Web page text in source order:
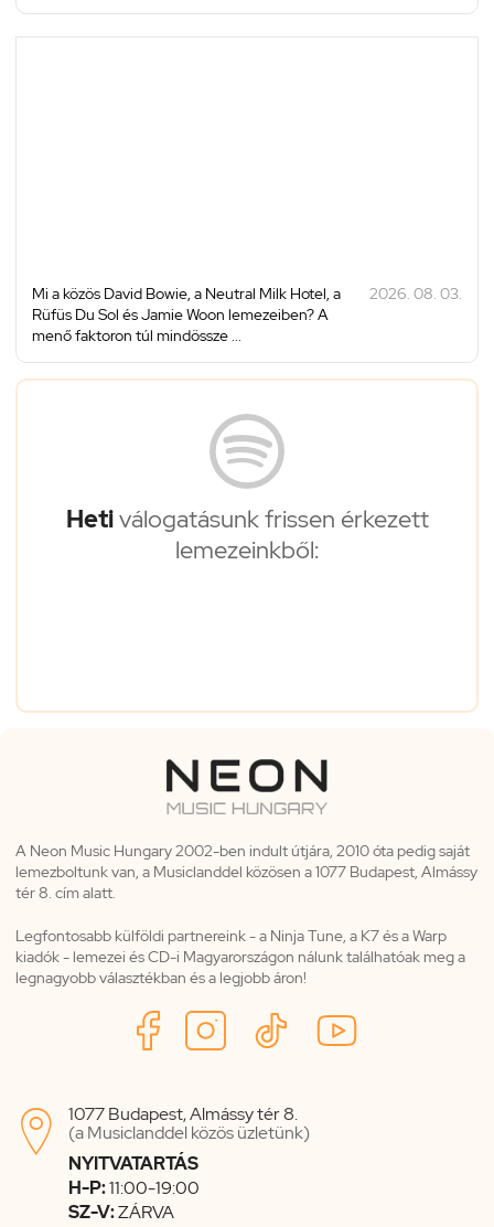
Mi a közös David Bowie, a Neutral Milk Hotel, a
Rüfüs Du Sol és Jamie Woon lemezeiben? A
menő faktoron túl mindössze ...
2026. 08. 03.
Hetiválogatásunk frissen érkezett
lemezeinkből:
A Neon Music Hungary 2002-ben indult útjára, 2010 óta pedig saját
lemezboltunk van, a Musiclanddel közösen a 1077 Budapest, Almássy
tér 8. cím alatt.
Legfontosabb külföldi partnereink - a Ninja Tune, a K7 és a Warp
kiadók - lemezei és CD-i Magyarországon nálunk találhatóak meg a
legnagyobb választékban és a legjobb áron!

1077 Budapest, Almássy tér 8.
(a Musiclanddel közös üzletünk)
NYITVATARTÁS
H-P:11:00-19:00
SZ-V:ZÁRVA